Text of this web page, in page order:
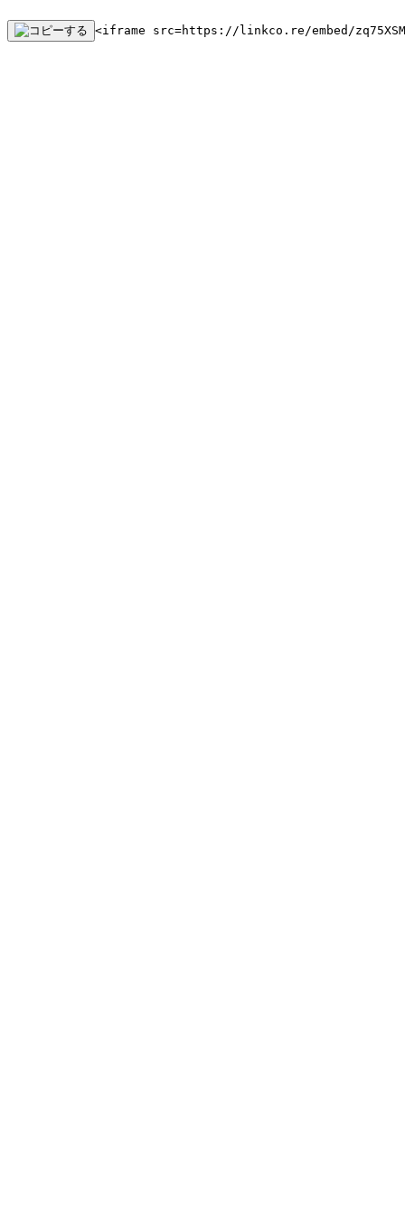
<iframe src=https://linkco.re/embed/